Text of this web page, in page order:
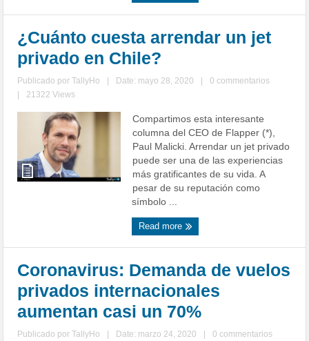
¿Cuánto cuesta arrendar un jet
privado en Chile?
Publicado porTallyHo Date: mayo 28, 2020
0 commentarios
21322 Views
Compartimos esta interesante
columna del CEO de Flapper (*),
Paul Malicki. Arrendar un jet privado
puede ser una de las experiencias
más gratificantes de su vida. A
pesar de su reputación como
símbolo ...
Read more
Coronavirus: Demanda de vuelos
privados internacionales
aumentan casi un 70%
Publicado porTallyHo Date: marzo 24, 2020
0 commentarios